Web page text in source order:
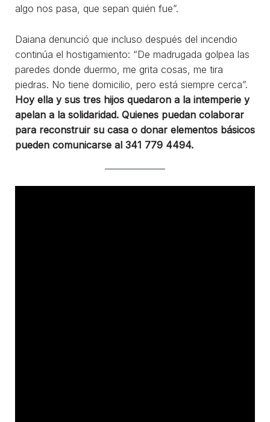
algo nos pasa, que sepan quién fue”.
Daiana denunció que incluso después del incendio
continúa el hostigamiento: “De madrugada golpea las
paredes donde duermo, me grita cosas, me tira
piedras. No tiene domicilio, pero está siempre cerca”.
Hoy ella y sus tres hijos quedaron a la intemperie y
apelan a la solidaridad. Quienes puedan colaborar
para reconstruir su casa o donar elementos básicos
pueden comunicarse al 341 779 4494.